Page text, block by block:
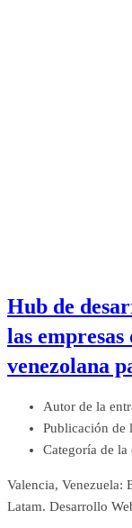
Hub de
las
venezolana
Autor de la
Publicación de
Categoría de la
Valencia, Venezuela:
Latam. Desarrollo